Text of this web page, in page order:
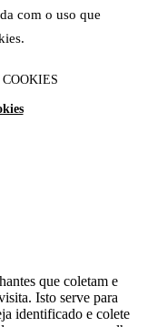
com o uso que
que coletam e
Isto serve para
identificado e colete